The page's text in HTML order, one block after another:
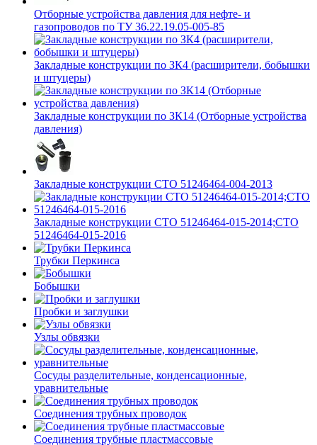
Отборные устройства давления для нефте- и
газопроводов по ТУ 36.22.19.05-005-85
Закладные конструкции по ЗК4 (расширители, бобышки
и штуцеры)
Закладные конструкции по ЗК14 (Отборные устройства
давления)
Закладные конструкции СТО 51246464-004-2013
Закладные конструкции СТО 51246464-015-2014;СТО
51246464-015-2016
Трубки Перкинса
Бобышки
Пробки и заглушки
Узлы обвязки
Сосуды разделительные, конденсационные,
уравнительные
Соединения трубных проводок
Соединения трубные пластмассовые